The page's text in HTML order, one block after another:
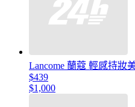
Lancome 蘭蔻 輕感持妝
$439
$1,000